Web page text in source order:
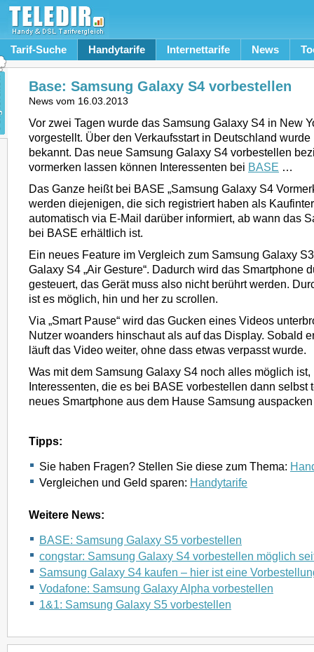
Tarif-Suche Handytarife Internettarife News
Base: Samsung Galaxy S4 vorbestellen
News vom 16.03.2013
Vor zwei Tagen wurde das Samsung Galaxy S4 in New
vorgestellt. Über den Verkaufsstart in Deutschland wurde
bekannt. Das neue Samsung Galaxy S4 vorbestellen
vormerken lassen können Interessenten bei BASE …
Das Ganze heißt bei BASE „Samsung Galaxy S4
werden diejenigen, die sich registriert haben als
automatisch via E-Mail darüber informiert, ab wann das
bei BASE erhältlich ist.
Ein neues Feature im Vergleich zum Samsung Galaxy
Galaxy S4 „Air Gesture“. Dadurch wird das Smartphone
gesteuert, das Gerät muss also nicht berührt werden.
ist es möglich, hin und her zu scrollen.
Via „Smart Pause“ wird das Gucken eines Videos
Nutzer woanders hinschaut als auf das Display. Sobald
läuft das Video weiter, ohne dass etwas verpasst wurde.
Was mit dem Samsung Galaxy S4 noch alles möglich ist,
Interessenten, die es bei BASE vorbestellen dann selbst
neues Smartphone aus dem Hause Samsung
Tipps:
Sie haben Fragen? Stellen Sie diese zum Thema:
Vergleichen und Geld sparen: Handytarife
Weitere News:
BASE: Samsung Galaxy S5 vorbestellen
congstar: Samsung Galaxy S4 vorbestellen möglich
Samsung Galaxy S4 kaufen – hier ist eine
Vodafone: Samsung Galaxy Alpha vorbestellen
1&1: Samsung Galaxy S5 vorbestellen